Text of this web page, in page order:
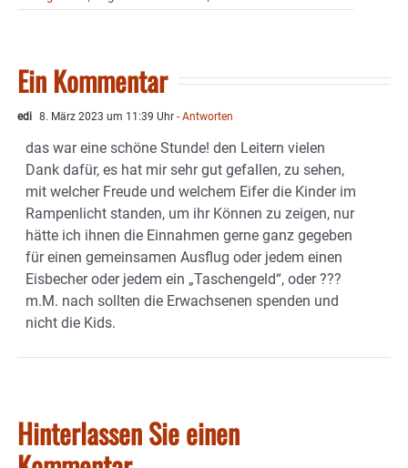
Ein Kommentar
edi 8. März 2023 um 11:39 Uhr - Antworten
das war eine schöne Stunde! den Leitern vielen
Dank dafür, es hat mir sehr gut gefallen, zu sehen,
mit welcher Freude und welchem Eifer die Kinder im
Rampenlicht standen, um ihr Können zu zeigen, nur
hätte ich ihnen die Einnahmen gerne ganz gegeben
für einen gemeinsamen Ausflug oder jedem einen
Eisbecher oder jedem ein „Taschengeld“, oder ???
m.M. nach sollten die Erwachsenen spenden und
nicht die Kids.
Hinterlassen Sie einen